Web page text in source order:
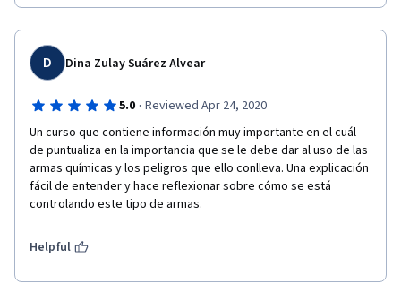
D Dina Zulay Suárez Alvear
5.0 · Reviewed Apr 24, 2020
Un curso que contiene información muy importante en el cuál
de puntualiza en la importancia que se le debe dar al uso de las
armas químicas y los peligros que ello conlleva. Una explicación
fácil de entender y hace reflexionar sobre cómo se está
controlando este tipo de armas.
Helpful